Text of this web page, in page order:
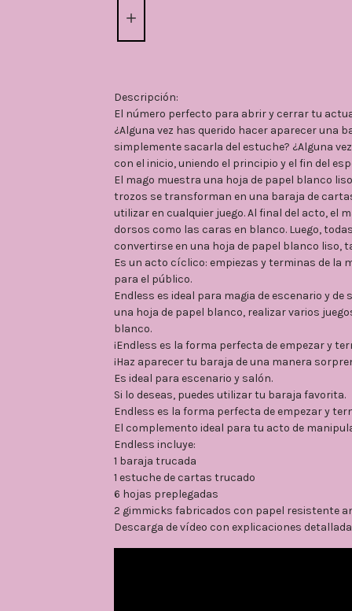
Descripción:
El número perfecto para abrir y cerrar tu
¿Alguna vez has querido hacer aparecer una
simplemente sacarla del estuche? ¿Alguna
con el inicio, uniendo el principio y el fin del
El mago muestra una hoja de papel blanco
trozos se transforman en una baraja de
utilizar en cualquier juego. Al final del acto, el
dorsos como las caras en blanco. Luego,
convertirse en una hoja de papel blanco liso,
Es un acto cíclico: empiezas y terminas de
para el público.
Endless es ideal para magia de escenario y
una hoja de papel blanco, realizar varios
blanco.
¡Endless es la forma perfecta de empezar y
¡Haz aparecer tu baraja de una manera
Es ideal para escenario y salón.
Si lo deseas, puedes utilizar tu baraja favorita.
Endless es la forma perfecta de empezar y
El complemento ideal para tu acto de
Endless incluye:
1 baraja trucada
1 estuche de cartas trucado
6 hojas preplegadas
2 gimmicks fabricados con papel resistente
Descarga de vídeo con explicaciones